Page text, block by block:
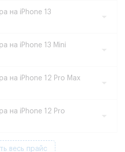
на iPhone 13
на iPhone 13 Mini
на iPhone 12 Pro Max
на iPhone 12 Pro
весь прайс